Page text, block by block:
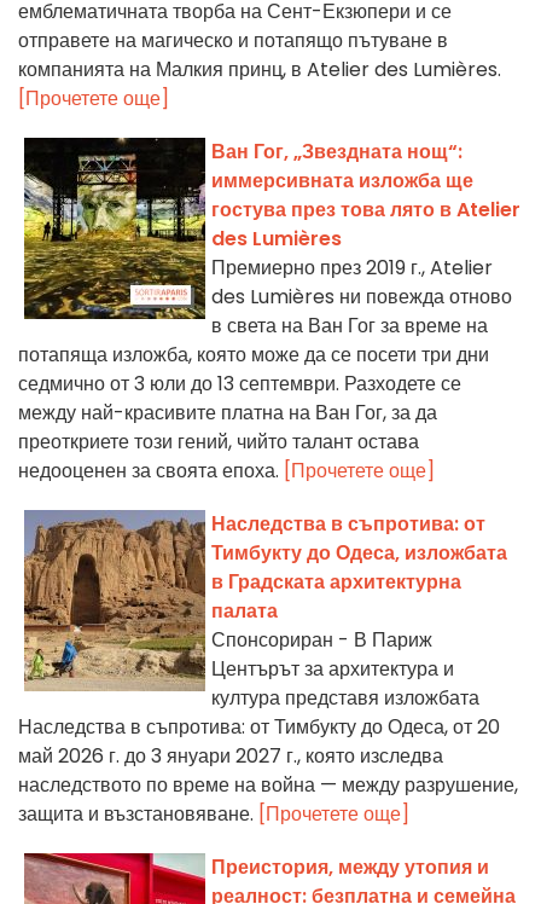
емблематичната творба на Сент-Екзюпери и се
отправете на магическо и потапящо пътуване в
компанията на Малкия принц, в Atelier des Lumières.
[Прочетете още]
Ван Гог, „Звездната нощ“:
иммерсивната изложба ще
гостува през това лято в Atelier
des Lumières
Премиерно през 2019 г., Atelier
des Lumières ни повежда отново
в света на Ван Гог за време на
потапяща изложба, която може да се посети три дни
седмично от 3 юли до 13 септември. Разходете се
между най-красивите платна на Ван Гог, за да
преоткриете този гений, чийто талант остава
недооценен за своята епоха. [Прочетете още]
Наследства в съпротива: от
Тимбукту до Одеса, изложбата
в Градската архитектурна
палата
Спонсориран - В Париж
Центърът за архитектура и
култура представя изложбата
Наследства в съпротива: от Тимбукту до Одеса, от 20
май 2026 г. до 3 януари 2027 г., която изследва
наследството по време на война — между разрушение,
защита и възстановяване. [Прочетете още]
Преистория, между утопия и
реалност: безплатна и семейна